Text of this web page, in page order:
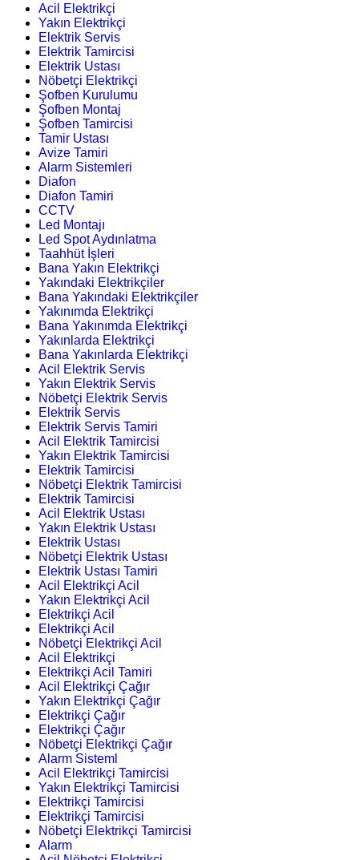
Acil Elektrikçi
Yakın Elektrikçi
Elektrik Servis
Elektrik Tamircisi
Elektrik Ustası
Nöbetçi Elektrikçi
Şofben Kurulumu
Şofben Montaj
Şofben Tamircisi
Tamir Ustası
Avize Tamiri
Alarm Sistemleri
Diafon
Diafon Tamiri
CCTV
Led Montajı
Led Spot Aydınlatma
Taahhüt İşleri
Bana Yakın Elektrikçi
Yakındaki Elektrikçiler
Bana Yakındaki Elektrikçiler
Yakınımda Elektrikçi
Bana Yakınımda Elektrikçi
Yakınlarda Elektrikçi
Bana Yakınlarda Elektrikçi
Acil Elektrik Servis
Yakın Elektrik Servis
Nöbetçi Elektrik Servis
Elektrik Servis
Elektrik Servis Tamiri
Acil Elektrik Tamircisi
Yakın Elektrik Tamircisi
Elektrik Tamircisi
Nöbetçi Elektrik Tamircisi
Elektrik Tamircisi
Acil Elektrik Ustası
Yakın Elektrik Ustası
Elektrik Ustası
Nöbetçi Elektrik Ustası
Elektrik Ustası Tamiri
Acil Elektrikçi Acil
Yakın Elektrikçi Acil
Elektrikçi Acil
Elektrikçi Acil
Nöbetçi Elektrikçi Acil
Acil Elektrikçi
Elektrikçi Acil Tamiri
Acil Elektrikçi Çağır
Yakın Elektrikçi Çağır
Elektrikçi Çağır
Elektrikçi Çağır
Nöbetçi Elektrikçi Çağır
Alarm Sisteml
Acil Elektrikçi Tamircisi
Yakın Elektrikçi Tamircisi
Elektrikçi Tamircisi
Elektrikçi Tamircisi
Nöbetçi Elektrikçi Tamircisi
Alarm